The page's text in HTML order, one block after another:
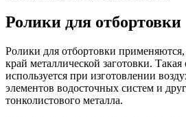
Ролики для отбортовки
Ролики для отбортовки применяются,
край металлической заготовки. Такая
используется при изготовлении
элементов водосточных систем и
тонколистового металла.